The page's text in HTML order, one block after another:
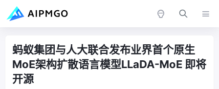
蚂蚁集团与人大联合发布业界首个原生
MoE架构扩散语言模型LLaDA-MoE 即将
开源